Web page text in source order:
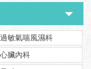
敏氣喘風濕科
臟內科